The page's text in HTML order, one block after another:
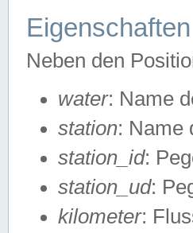
Neben den
water: Name
station: Name
station_id:
station_ud:
kilometer: